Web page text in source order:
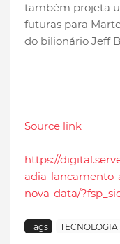
também projeta
futuras para
do bilionário Jeff
Source link
https://
adia-
nova-data/
Tags TECNOLOGIA